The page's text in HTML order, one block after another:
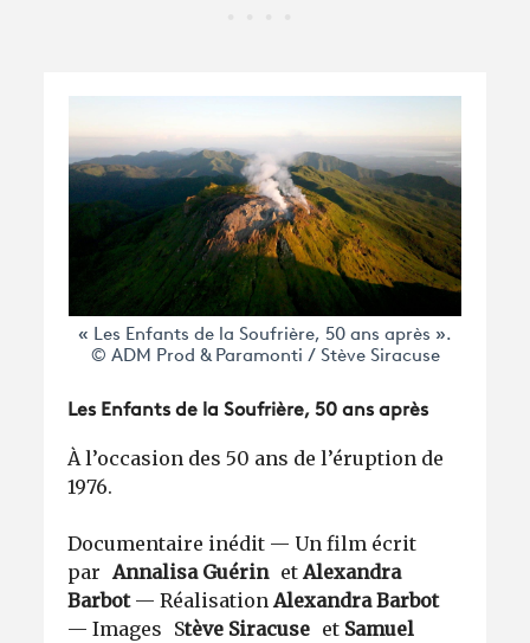
« Les Enfants de la Soufrière, 50 ans après ».
© ADM Prod & Paramonti / Stève Siracuse
Les Enfants de la Soufrière, 50 ans après
À l’occasion des 50 ans de l’éruption de
1976.
Documentaire inédit — Un film écrit
parAnnalisa GuérinetAlexandra
Barbot — RéalisationAlexandra Barbot
— Images Stève Siracuse et Samuel